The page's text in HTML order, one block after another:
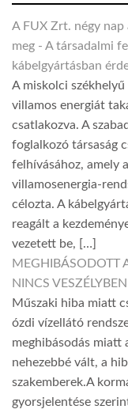
A FUX Zrt. négy
meg - A társadalmi
kábelgyártásban
A miskolci
villamos energiát
csatlakozva. A
foglalkozó társaság
felhívásához, amely
villamosenergia-
célozta. A
reagált a
vezetett be, […]
MEGHIBÁSODOTT
NINCS
Műszaki hiba miatt
ózdi vízellátó
meghibásodás miatt
nehezebbé vált, a
szakemberek.A
gyorsjelentése